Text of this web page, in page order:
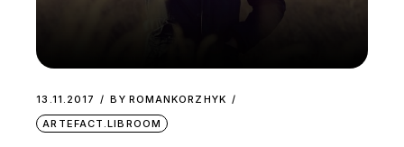
13.11.2017 BY ROMANKORZHYK
ARTEFACT.LIBROOM